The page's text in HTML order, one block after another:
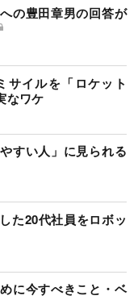
の豊田章男の回答が
イルを「ロケット
なワケ
すい人」に見られる
た20代社員をロボッ
に今すべきこと・ベ